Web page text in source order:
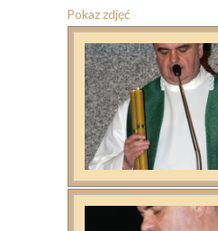
Pokaz zdjęć